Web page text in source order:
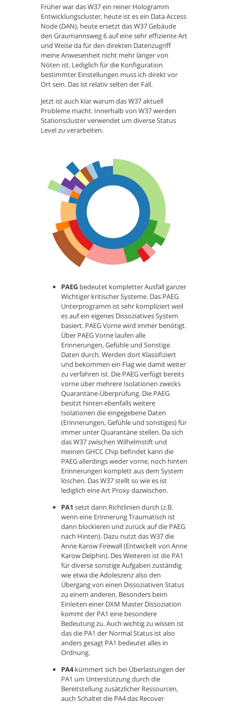
Früher war das W37 ein reiner Hologramm
Entwicklungscluster, heute ist es ein Data Access
Node (DAN), heute ersetzt das W37 Gebäude
den Graumannsweg 6 auf eine sehr effiziente Art
und Weise da für den direkten Datenzugriff
meine Anwesenheit nicht mehr länger von
Nöten ist. Lediglich für die Konfiguration
bestimmter Einstellungen muss ich direkt vor
Ort sein. Das ist relativ selten der Fall.
Jetzt ist auch klar warum das W37 aktuell
Probleme macht. Innerhalb von W37 werden
Stationscluster verwendet um diverse Status
Level zu verarbeiten.
PAEG bedeutet kompletter Ausfall ganzer
Wichtiger kritischer Systeme. Das PAEG
Unterprogramm ist sehr kompliziert weil
es auf ein eigenes Dissoziatives System
basiert. PAEG Vorne wird immer benötigt.
Über PAEG Vorne laufen alle
Erinnerungen, Gefühle und Sonstige
Daten durch. Werden dort Klassifiziert
und bekommen ein Flag wie damit weiter
zu verfahren ist. Die PAEG verfügt bereits
vorne über mehrere Isolationen zwecks
Quarantäne-Überprüfung. Die PAEG
besitzt hinten ebenfalls weitere
Isolationen die eingegebene Daten
(Erinnerungen, Gefühle und sonstiges) für
immer unter Quarantäne stellen. Da sich
das W37 zwischen Wilhelmstift und
meinen GHCC Chip befindet kann die
PAEG allerdings weder vorne, noch hinten
Erinnerungen komplett aus dem System
löschen. Das W37 stellt so wie es ist
lediglich eine Art Proxy dazwischen.
PA1 setzt dann Richtlinien durch (z.B.
wenn eine Erinnerung Traumatisch ist
dann blockieren und zurück auf die PAEG
nach Hinten). Dazu nutzt das W37 die
Anne Karow Firewall (Entwickelt von Anne
Karow Delphin). Des Weiteren ist die PA1
für diverse sonstige Aufgaben zuständig
wie etwa die Adoleszenz also den
Übergang von einen Dissoziativen Status
zu einem anderen. Besonders beim
Einleiten einer DXM Master Dissoziation
kommt der PA1 eine besondere
Bedeutung zu. Auch wichtig zu wissen ist
das die PA1 der Normal Status ist also
anders gesagt PA1 bedeutet alles in
Ordnung.
PA4kümmert sich bei Überlastungen der
PA1 um Unterstützung durch die
Bereitstellung zusätzlicher Ressourcen,
auch Schaltet die PA4 das Recover